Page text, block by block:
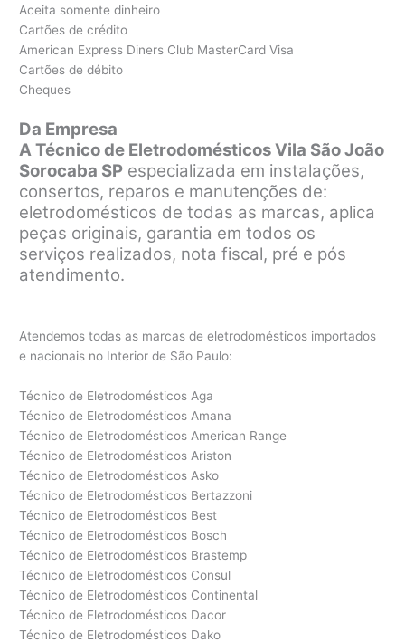
Aceita somente dinheiro
Cartões de crédito
American Express Diners Club MasterCard Visa
Cartões de débito
Cheques
Da Empresa
A Técnico de Eletrodomésticos Vila São João
Sorocaba SP especializada em instalações,
consertos, reparos e manutenções de:
eletrodomésticos de todas as marcas, aplica
peças originais, garantia em todos os
serviços realizados, nota fiscal, pré e pós
atendimento.
Atendemos todas as marcas de eletrodomésticos importados
e nacionais no Interior de São Paulo:
Técnico de Eletrodomésticos Aga
Técnico de Eletrodomésticos Amana
Técnico de Eletrodomésticos American Range
Técnico de Eletrodomésticos Ariston
Técnico de Eletrodomésticos Asko
Técnico de Eletrodomésticos Bertazzoni
Técnico de Eletrodomésticos Best
Técnico de Eletrodomésticos Bosch
Técnico de Eletrodomésticos Brastemp
Técnico de Eletrodomésticos Consul
Técnico de Eletrodomésticos Continental
Técnico de Eletrodomésticos Dacor
Técnico de Eletrodomésticos Dako